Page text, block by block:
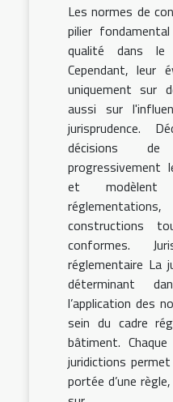
Les normes de
pilier
qualité dans le
Cependant, leur
uniquement sur
aussi sur
jurisprudence.
décisions
progressivement
et modèlent
constructions
conformes.
réglementaire La
déterminant
l’application des
sein du cadre
bâtiment.
juridictions
portée d’une